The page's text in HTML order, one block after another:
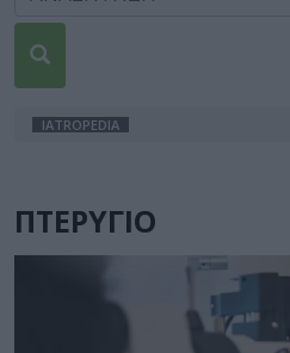
IATROPEDIA
ΠΤΕΡΥΓΙΟ